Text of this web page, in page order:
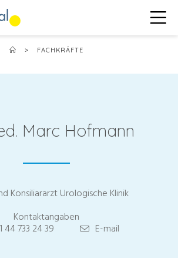
> FACHKRÄFTE
Marc Hofmann
Konsiliararzt Urologische Klinik
Kontaktangaben
44 733 24 39 E-mail